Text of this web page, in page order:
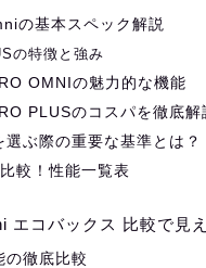
の基本スペック解説
の特徴と強み
OMNIの魅力的な機能
PLUSのコスパを徹底解
選ぶ際の重要な基準とは？
較！性能一覧表
エコバックス 比較で見
の徹底比較